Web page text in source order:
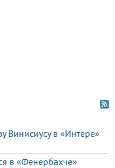
Винисиусу в «Интере»
в «Фенербахче»